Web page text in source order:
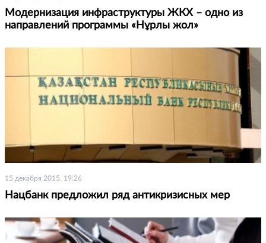
Модернизация инфраструктуры ЖКХ – одно из
направлений программы «Нұрлы жол»
15 декабря 2015, 19:26
Нацбанк предложил ряд антикризисных мер